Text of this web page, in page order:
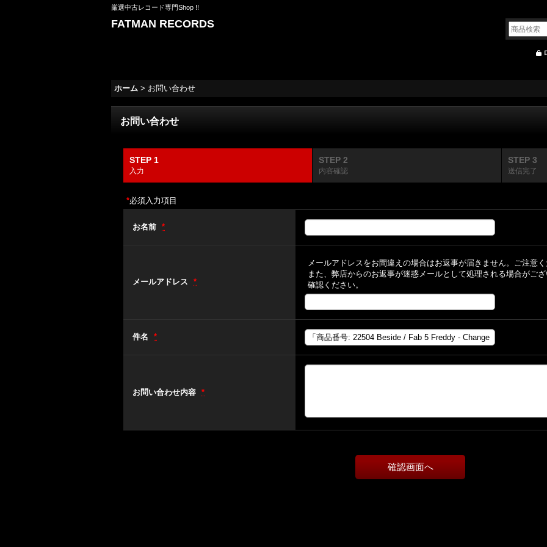
厳選中古レコード専門Shop !!
FATMAN RECORDS
ホーム > お問い合わせ
お問い合わせ
STEP 1
入力
STEP 2
内容確認
STEP 3
送信完了
*必須入力項目
お名前 *
メールアドレス *
メールアドレスをお間違えの場合はお返事が届きません。ご注意く
また、弊店からのお返事が迷惑メールとして処理される場合がご
確認ください。
件名 *
お問い合わせ内容 *